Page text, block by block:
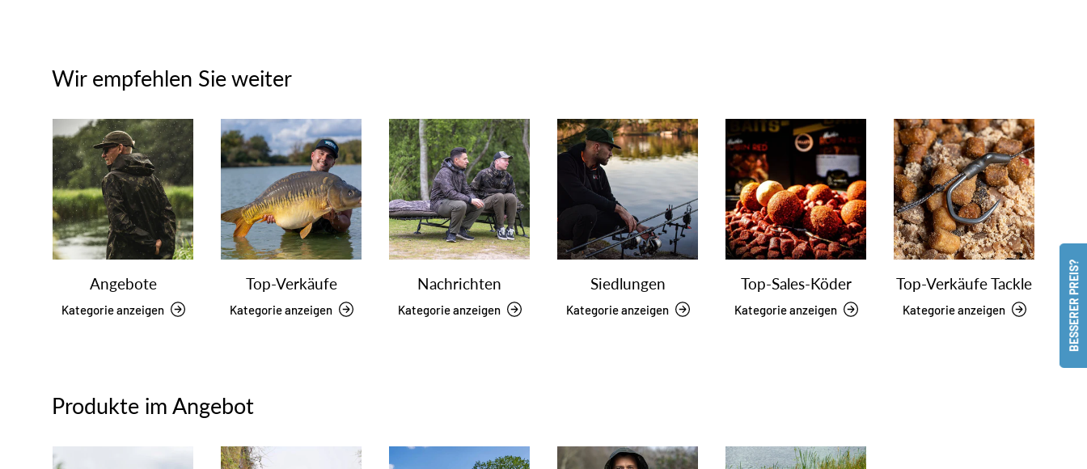
Wir empfehlen Sie weiter
Angebote
Kategorie anzeigen
Top-Verkäufe
Kategorie anzeigen
Nachrichten
Kategorie anzeigen
Siedlungen
Kategorie anzeigen
Top-Sales-Köder
Kategorie anzeigen
Top-Verkäufe Tackle
Kategorie anzeigen
Produkte im Angebot
BESSERER PREIS?